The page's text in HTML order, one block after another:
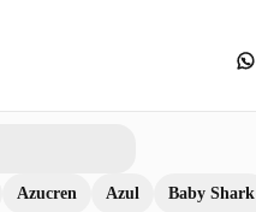
Azucren Azul Baby Shark